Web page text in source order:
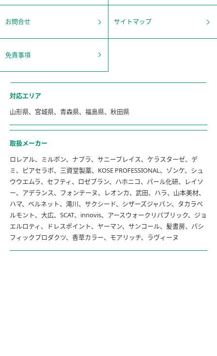
お問合せ サイトマップ
免責事項
対応エリア
山形県、宮城県、青森県、福島県、秋田県
取扱メーカー
ロレアル、ミルボン、ナプラ、サニープレイス、ケラスターゼ、デ
ミ、ピアセラボ、三資堂製薬、KOSE PROFESSIONAL、ゾンケ、シュ
ウウエムラ、セフティ、ロゼブラン、ハホニコ、パール化研、レイソ
ー、アデランス、フォンテーヌ、レオンカ、武田、ハラ、山本美材、
ハマ、ベルネット、滝川、サクシード、シザーズジャパン、タカラベ
ルモント、大広、SCAT、innovis、アースウォークリパブリック、ジョ
エルロティ、ドレスポイント、ヤーマン、サンコール、髪書房、パシ
フィックプロダクツ、香草カラー、モアリッチ、ラヴィーヌ